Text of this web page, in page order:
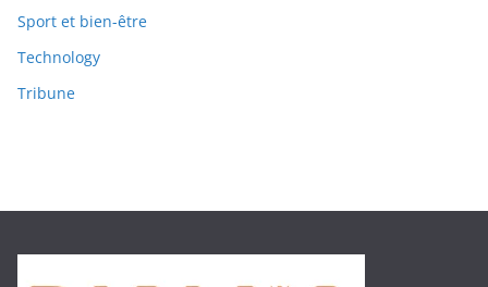
Sport et bien-être
Technology
Tribune